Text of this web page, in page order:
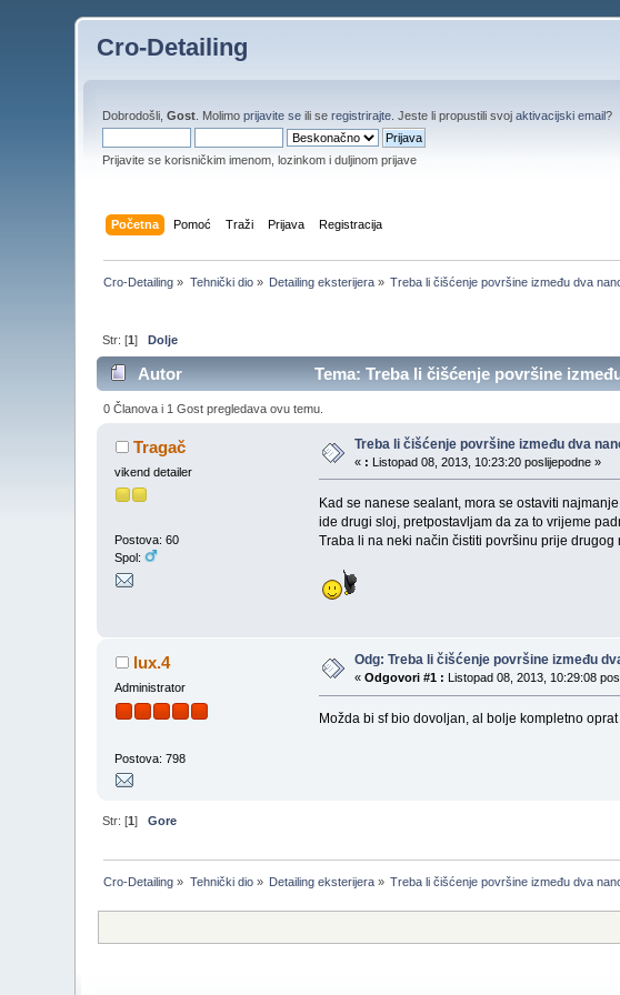
Cro-Detailing
Dobrodošli,Gost . Molimoprijavite se ili seregistrirajte . Jeste li propustili svojaktivacijski email?
Prijavite se korisničkim imenom, lozinkom i duljinom prijave
Početna Pomoć Traži Prijava Registracija
Cro-Detailing » Tehnički dio» Detailing eksterijera » Treba li čišćenje površine između dva
Str: [1]Dolje
Autor Tema: Treba li čišćenje površine
0 Članova i 1 Gost pregledava ovu temu.
Tragač
vikend detailer
Postova: 60
Spol:
Treba li čišćenje površine između dva
« : Listopad 08, 2013, 10:23:20 poslijepodne »
Kad se nanese sealant, mora se ostaviti
ide drugi sloj, pretpostavljam da za to vrijeme
Traba li na neki način čistiti površinu prije
lux.4
Administrator
Postova: 798
Odg: Treba li čišćenje površine između
«Odgovori #1 : Listopad 08, 2013, 10:29:08
Možda bi sf bio dovoljan, al bolje kompletno
Str: [1]Gore
Cro-Detailing » Tehnički dio» Detailing eksterijera » Treba li čišćenje površine između dva